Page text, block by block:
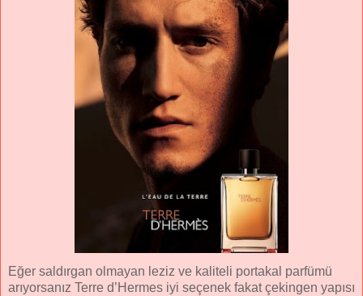
Eğer saldırgan olmayan leziz ve kaliteli portakal parfümü
arıyorsanız Terre d’Hermes iyi seçenek fakat çekingen yapısı